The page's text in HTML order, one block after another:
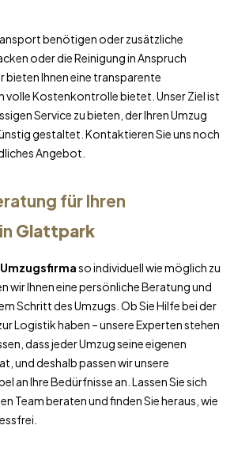
benötigen oder zusätzliche
oder die Reinigung in Anspruch
bieten Ihnen eine transparente
volle Kostenkontrolle bietet. Unser Ziel ist
Service zu bieten, der Ihren Umzug
gestaltet. Kontaktieren Sie uns noch
Angebot.
für Ihren
Glattpark
Umzugsfirmaso individuell wie möglich zu
wir Ihnen eine persönliche Beratung und
Schritt des Umzugs. Ob Sie Hilfe bei der
Logistik haben – unsere Experten stehen
dass jeder Umzug seine eigenen
und deshalb passen wir unsere
an Ihre Bedürfnisse an. Lassen Sie sich
Team beraten und finden Sie heraus, wie